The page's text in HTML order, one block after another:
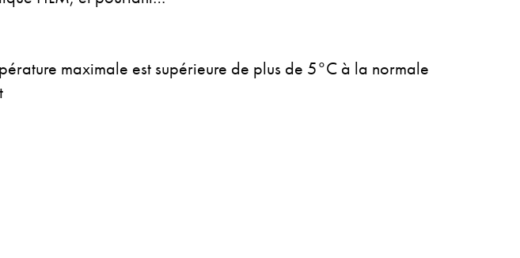
maximale est supérieure de plus de 5°C à la normale